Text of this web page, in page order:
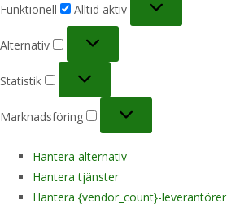
Funktionell
Alltid aktiv
Alternativ
Statistik
Marknadsföring
Hantera alternativ
Hantera tjänster
Hantera {vendor_count}-leverantörer